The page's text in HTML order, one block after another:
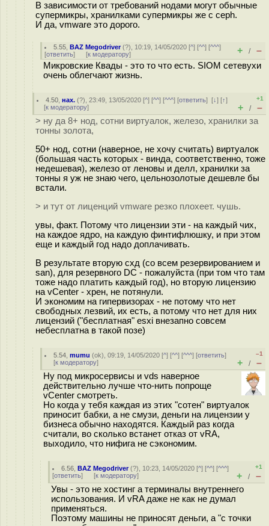
В зависимости от требований нодами могут обычные
супермикры, хранилками супермикры же с ceph.
И да, vmware это дорого.
5.55 ,BAZ Megodriver(?), 10:19, 14/05/2020 [^] [^^] [^^^]
[ответить] [к модератору] + / –
Микровские Квады - это то что есть. SIOM сетевухи
очень облегчают жизнь.
4.50 ,нах. (?), 23:49, 13/05/2020 [^] [^^] [^^^] [ответить][↓] [↑]
[к модератору]
+1
+ / –
> ну да 8+ нод, сотни виртуалок, железо, хранилки за
тонны золота,
50+ нод, сотни (наверное, не хочу считать) виртуалок
(большая часть которых - винда, соответственно, тоже
недешевая), железо от леновы и делл, хранилки за
тонны я уж не знаю чего, цельнозолотые дешевле бы
встали.
> и тут от лиценций vmware резко плохеет. чушь.
увы, факт. Потому что лицензии эти - на каждый чих,
на каждое ядро, на каждую финтифлюшку, и при этом
еще и каждый год надо доплачивать.
В результате вторую схд (со всем резервированием и
san), для резервного DC - пожалуйста (при том что там
тоже надо платить каждый год), но вторую лицензию
на vCenter - хрен, не потянули.
И экономим на гипервизорах - не потому что нет
свободных лезвий, их есть, а потому что нет для них
лицензий ("бесплатная" esxi внезапно совсем
небесплатна в такой позе)
5.54 ,mumu (ok), 09:19, 14/05/2020 [^] [^^] [^^^] [ответить]
[к модератору]
–1
+ / –
Ну под микросервисы и vds наверное
действительно лучше что-нить попроще
vCenter смотреть.
Но когда у тебя каждая из этих "сотен" виртуалок
приносит бабки, а не смузи, деньги на лицензии у
бизнеса обычно находятся. Каждый раз когда
считали, во сколько встанет отказ от vRA,
выходило, что нифига не сэкономим.
6.56 ,BAZ Megodriver(?), 10:23, 14/05/2020 [^] [^^] [^^^]
[ответить] [к модератору]
+1
+ / –
Увы - это не хостинг а терминалы внутреннего
использования. И vRA даже не как не думал
применяться.
Поэтому машины не приносят деньги, а "с точки